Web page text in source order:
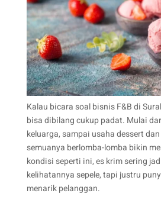
Kalau bicara soal bisnis F&B di
bisa dibilang cukup padat. Mulai
keluarga, sampai usaha dessert
semuanya berlomba-lomba bikin
kondisi seperti ini, es krim sering
kelihatannya sepele, tapi justru
menarik pelanggan.